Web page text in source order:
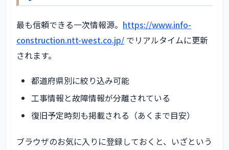
最も信頼できる一次情報源。 https://www.info-
construction.ntt-west.co.jp/ でリアルタイムに更新
されます。
都道府県別に絞り込み可能
工事情報と故障情報が分離されている
復旧予定時刻も掲載される（あくまで目安）
ブラウザのお気に入りに登録しておくと、いざという